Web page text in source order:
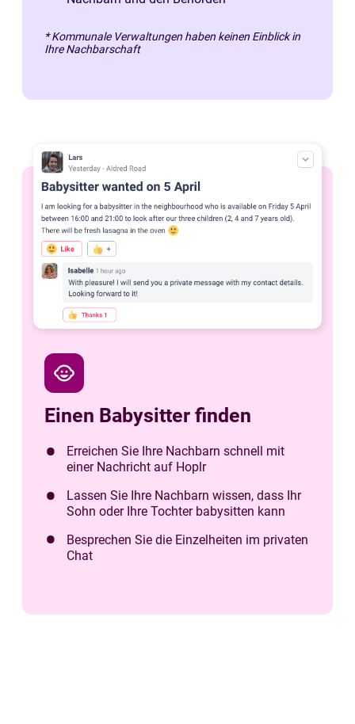
* Kommunale Verwaltungen haben keinen Einblick in
Ihre Nachbarschaft
child_care
Einen Babysitter finden
Erreichen Sie Ihre Nachbarn schnell mit
einer Nachricht auf Hoplr
Lassen Sie Ihre Nachbarn wissen, dass Ihr
Sohn oder Ihre Tochter babysitten kann
Besprechen Sie die Einzelheiten im privaten
Chat